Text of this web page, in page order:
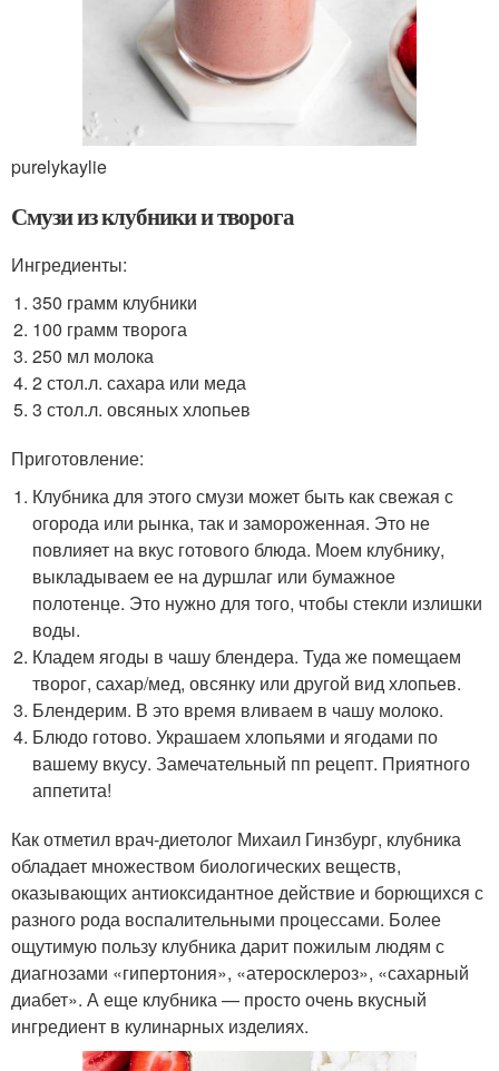
purelykaylie
Смузи из клубники и творога
Ингредиенты:
350 грамм клубники
100 грамм творога
250 мл молока
2 стол.л. сахара или меда
3 стол.л. овсяных хлопьев
Приготовление:
Клубника для этого смузи может быть как свежая с
огорода или рынка, так и замороженная. Это не
повлияет на вкус готового блюда. Моем клубнику,
выкладываем ее на дуршлаг или бумажное
полотенце. Это нужно для того, чтобы стекли излишки
воды.
Кладем ягоды в чашу блендера. Туда же помещаем
творог, сахар/мед, овсянку или другой вид хлопьев.
Блендерим. В это время вливаем в чашу молоко.
Блюдо готово. Украшаем хлопьями и ягодами по
вашему вкусу. Замечательный пп рецепт. Приятного
аппетита!
Как отметил врач-диетолог Михаил Гинзбург, клубника
обладает множеством биологических веществ,
оказывающих антиоксидантное действие и борющихся с
разного рода воспалительными процессами. Более
ощутимую пользу клубника дарит пожилым людям с
диагнозами «гипертония», «атеросклероз», «сахарный
диабет». А еще клубника — просто очень вкусный
ингредиент в кулинарных изделиях.